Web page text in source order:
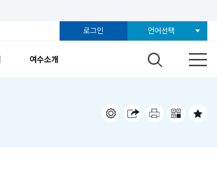
로그인 언어선택
여수소개